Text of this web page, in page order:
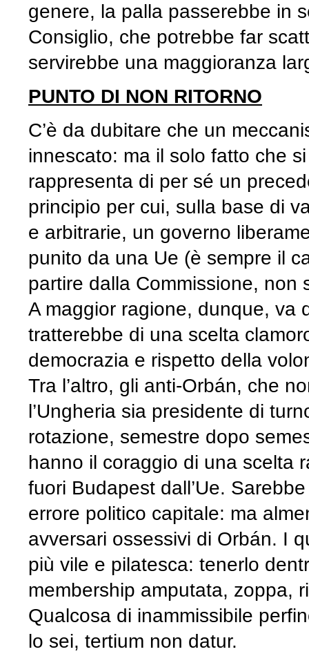
genere, la palla passerebbe in
Consiglio, che potrebbe far
servirebbe una maggioranza
PUNTO DI NON RITORNO
C’è da dubitare che un
innescato: ma il solo fatto che
rappresenta di per sé un
principio per cui, sulla base di
e arbitrarie, un governo
punito da una Ue (è sempre il
partire dalla Commissione, non
A maggior ragione, dunque, va
tratterebbe di una scelta
democrazia e rispetto della
Tra l’altro, gli anti-Orbán, che
l’Ungheria sia presidente di
rotazione, semestre dopo
hanno il coraggio di una scelta
fuori Budapest dall’Ue.
errore politico capitale: ma
avversari ossessivi di Orbán. I
più vile e pilatesca: tenerlo
membership amputata, zoppa,
Qualcosa di inammissibile
lo sei, tertium non datur.